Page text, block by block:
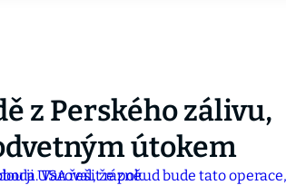
z Perského zálivu,
útokem